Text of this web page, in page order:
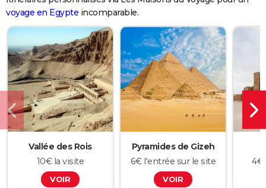
FORUM
Bricolage
Lifestyle
Culture
Sport
Auto
Television
Voyage
Cinema
voyage en Egypte incomparable.
Vallée des Rois
10€ la visite
VOIR
Pyramides de Gizeh
6€ l'entrée sur le site
VOIR
4€